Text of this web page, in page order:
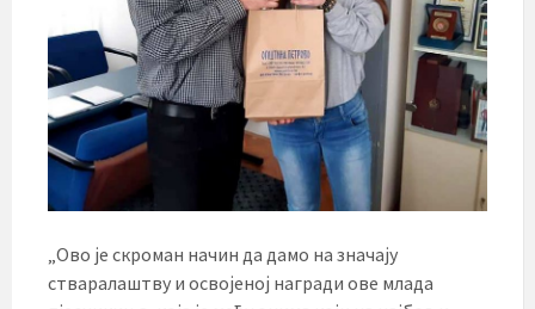
„Ово је скроман начин да дамо на значају
стваралаштву и освојеној награди ове млада